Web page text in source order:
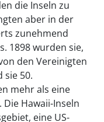
die Inseln zu
aber in der
zunehmend
1898 wurden sie,
den Vereinigten
sie 50.
mehr als eine
Hawaii-Inseln
eine US-